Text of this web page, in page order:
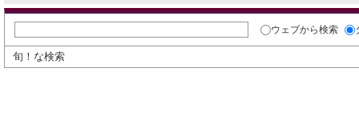
ウェブから検索
旬！な検索